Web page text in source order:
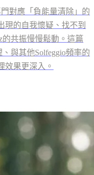
對應「負能量清除」的
現的自我懷疑、找不到
共振慢慢鬆動。這篇
與其他Solfeggio頻率的
效果更深入。